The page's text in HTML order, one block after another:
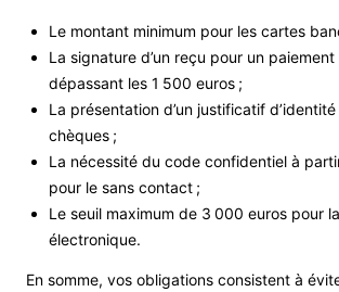
Le montant minimum pour les cartes
La signature d’un reçu pour un
dépassant les 1 500 euros ;
La présentation d’un justificatif
chèques ;
La nécessité du code confidentiel à
pour le sans contact ;
Le seuil maximum de 3 000 euros pour
électronique.
En somme, vos obligations consistent à